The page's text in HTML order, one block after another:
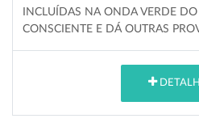
INCLUÍDAS NA ONDA VERDE
CONSCIENTE E DÁ OUTRAS